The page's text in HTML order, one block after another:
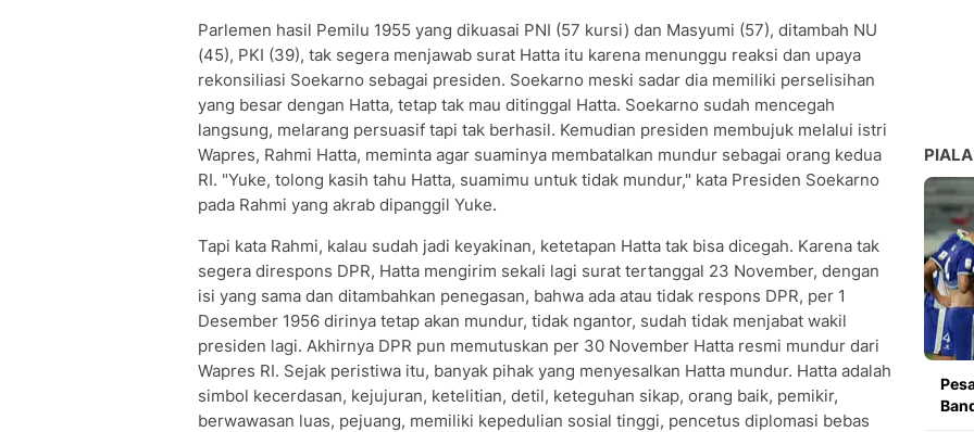
Parlemen hasil Pemilu 1955 yang dikuasai PNI (57 kursi) dan Masyumi (57), ditambah NU
(45), PKI (39), tak segera menjawab surat Hatta itu karena menunggu reaksi dan upaya
rekonsiliasi Soekarno sebagai presiden. Soekarno meski sadar dia memiliki perselisihan
yang besar dengan Hatta, tetap tak mau ditinggal Hatta. Soekarno sudah mencegah
langsung, melarang persuasif tapi tak berhasil. Kemudian presiden membujuk melalui istri
Wapres, Rahmi Hatta, meminta agar suaminya membatalkan mundur sebagai orang kedua
RI. "Yuke, tolong kasih tahu Hatta, suamimu untuk tidak mundur," kata Presiden Soekarno
pada Rahmi yang akrab dipanggil Yuke.
Tapi kata Rahmi, kalau sudah jadi keyakinan, ketetapan Hatta tak bisa dicegah. Karena tak
segera direspons DPR, Hatta mengirim sekali lagi surat tertanggal 23 November, dengan
isi yang sama dan ditambahkan penegasan, bahwa ada atau tidak respons DPR, per 1
Desember 1956 dirinya tetap akan mundur, tidak ngantor, sudah tidak menjabat wakil
presiden lagi. Akhirnya DPR pun memutuskan per 30 November Hatta resmi mundur dari
Wapres RI. Sejak peristiwa itu, banyak pihak yang menyesalkan Hatta mundur. Hatta adalah
simbol kecerdasan, kejujuran, ketelitian, detil, keteguhan sikap, orang baik, pemikir,
berwawasan luas, pejuang, memiliki kepedulian sosial tinggi, pencetus diplomasi bebas